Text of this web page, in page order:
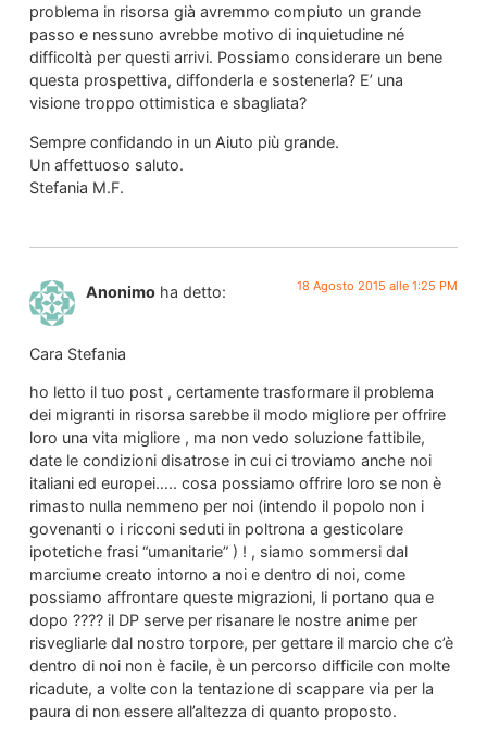
problema in risorsa già avremmo compiuto un grande
passo e nessuno avrebbe motivo di inquietudine né
difficoltà per questi arrivi. Possiamo considerare un bene
questa prospettiva, diffonderla e sostenerla? E’ una
visione troppo ottimistica e sbagliata?
Sempre confidando in un Aiuto più grande.
Un affettuoso saluto.
Stefania M.F.
Anonimo ha detto: 18 Agosto 2015 alle 1:25 PM
Cara Stefania
ho letto il tuo post , certamente trasformare il problema
dei migranti in risorsa sarebbe il modo migliore per offrire
loro una vita migliore , ma non vedo soluzione fattibile,
date le condizioni disatrose in cui ci troviamo anche noi
italiani ed europei….. cosa possiamo offrire loro se non è
rimasto nulla nemmeno per noi (intendo il popolo non i
govenanti o i ricconi seduti in poltrona a gesticolare
ipotetiche frasi “umanitarie” ) ! , siamo sommersi dal
marciume creato intorno a noi e dentro di noi, come
possiamo affrontare queste migrazioni, li portano qua e
dopo ???? il DP serve per risanare le nostre anime per
risvegliarle dal nostro torpore, per gettare il marcio che c’è
dentro di noi non è facile, è un percorso difficile con molte
ricadute, a volte con la tentazione di scappare via per la
paura di non essere all’altezza di quanto proposto.